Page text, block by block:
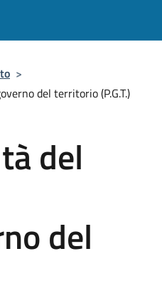
>
del territorio (P.G.T.)
del
del